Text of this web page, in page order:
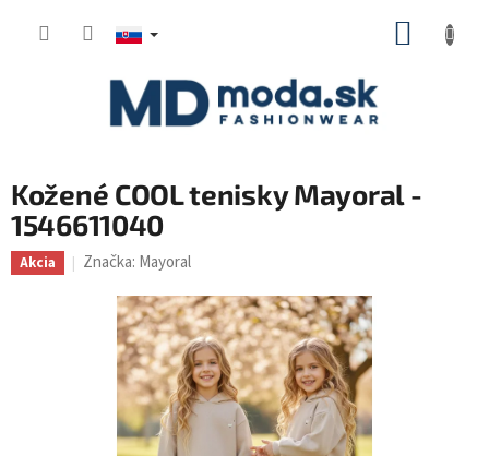
Kožené COOL tenisky Mayoral -
1546611040
Akcia Značka: Mayoral